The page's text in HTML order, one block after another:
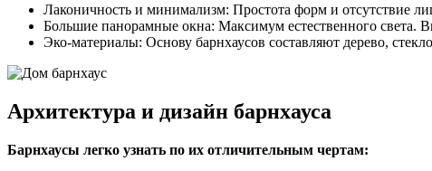
Лаконичность и минимализм: Простота форм и отсутствие
Большие панорамные окна: Максимум естественного света.
Эко-материалы: Основу барнхаусов составляют дерево,
Архитектура и дизайн барнхауса
Барнхаусы легко узнать по их отличительным чертам: